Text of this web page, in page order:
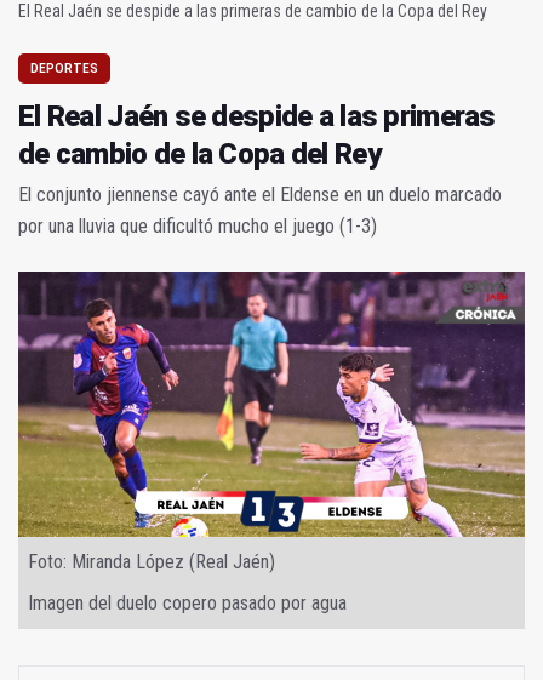
El Real Jaén se despide a las primeras de cambio de la Copa del Rey
DEPORTES
El Real Jaén se despide a las primeras
de cambio de la Copa del Rey
El conjunto jiennense cayó ante el Eldense en un duelo marcado
por una lluvia que dificultó mucho el juego (1-3)
Foto: Miranda López (Real Jaén)
Imagen del duelo copero pasado por agua